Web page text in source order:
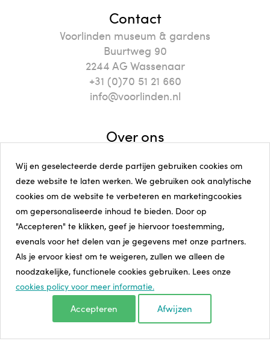
Contact
Voorlinden museum & gardens
Buurtweg 90
2244 AG Wassenaar
+31 (0)70 51 21 660
info@voorlinden.nl
Over ons
Veelgestelde vragen
Pers en beeld
Vacatures
Visie en missie
ANBI Stichting Voorlinden
Volg ons
Instagram
Facebook
Linkedin
Wij en geselecteerde derde partijen gebruiken cookies om
deze website te laten werken. We gebruiken ook analytische
cookies om de website te verbeteren en marketingcookies
om gepersonaliseerde inhoud te bieden. Door op
"Accepteren" te klikken, geef je hiervoor toestemming,
evenals voor het delen van je gegevens met onze partners.
Als je ervoor kiest om te weigeren, zullen we alleen de
noodzakelijke, functionele cookies gebruiken. Lees onze
cookies policy voor meer informatie.
Accepteren Afwijzen